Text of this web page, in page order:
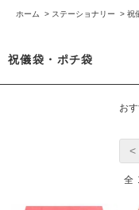
ホーム > ステーショナリー > 祝
祝儀袋・ポチ袋
お
<
全